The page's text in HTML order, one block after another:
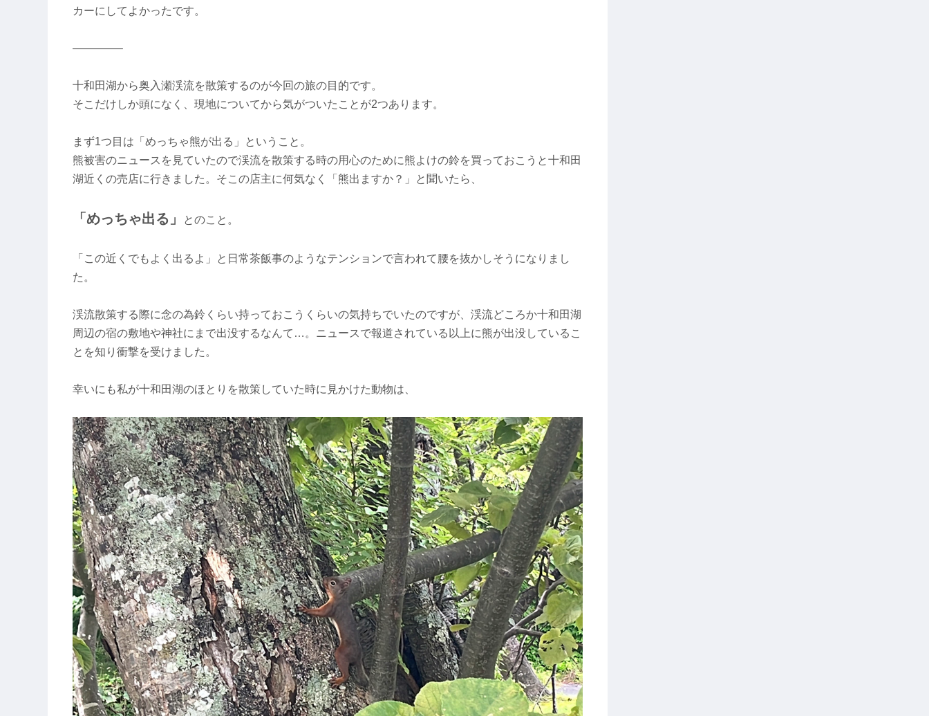
カーにしてよかったです。
————–
十和田湖から奥入瀬渓流を散策するのが今回の旅の目的です。
そこだけしか頭になく、現地についてから気がついたことが2つあります。
まず1つ目は「めっちゃ熊が出る」ということ。
熊被害のニュースを見ていたので渓流を散策する時の用心のために熊よけの鈴を買っておこうと十和田
湖近くの売店に行きました。そこの店主に何気なく「熊出ますか？」と聞いたら、
「めっちゃ出る」 とのこと。
「この近くでもよく出るよ」と日常茶飯事のようなテンションで言われて腰を抜かしそうになりまし
た。
渓流散策する際に念の為鈴くらい持っておこうくらいの気持ちでいたのですが、渓流どころか十和田湖
周辺の宿の敷地や神社にまで出没するなんて…。ニュースで報道されている以上に熊が出没しているこ
とを知り衝撃を受けました。
幸いにも私が十和田湖のほとりを散策していた時に見かけた動物は、